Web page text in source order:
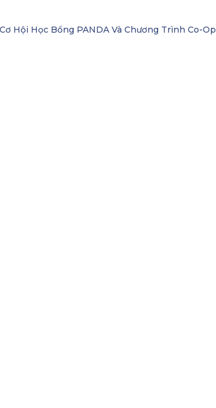
Hội Học Bổng PANDA Và Chương Trình Co-Op